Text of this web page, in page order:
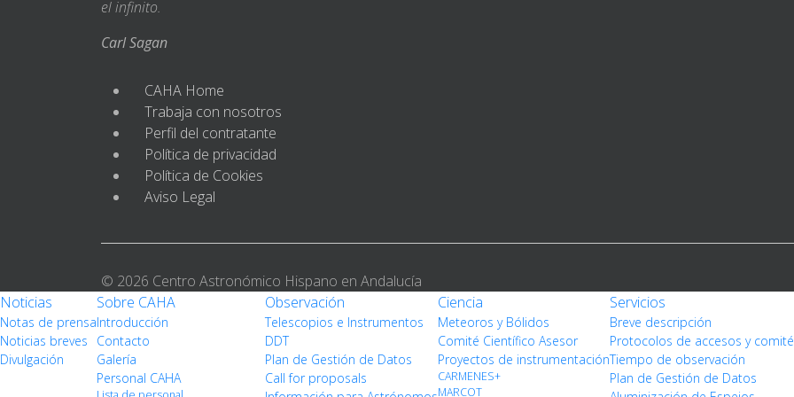
el infinito.
Carl Sagan
CAHA Home
Trabaja con nosotros
Perfil del contratante
Política de privacidad
Política de Cookies
Aviso Legal
© 2026 Centro Astronómico Hispano en Andalucía
Noticias
Notas de prensa
Noticias breves
Divulgación
Sobre CAHA
Introducción
Contacto
Galería
Personal CAHA
Observación
Telescopios e Instrumentos
DDT
Plan de Gestión de Datos
Call for proposals
Ciencia
Meteoros y Bólidos
Comité Científico Asesor
Proyectos de instrumentación
CARMENES+
MARCOT
Servicios
Breve descripción
Protocolos de accesos y
Tiempo de observación
Plan de Gestión de Datos